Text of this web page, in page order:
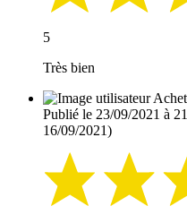
5
Très bien
Publié le 23/09/2021 à
16/09/2021)